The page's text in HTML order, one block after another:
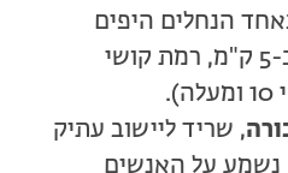
באחד הנחלים היפים
(כ-5 ק"מ, רמת קושי
, שריד ליישוב עתיק
על האנשים